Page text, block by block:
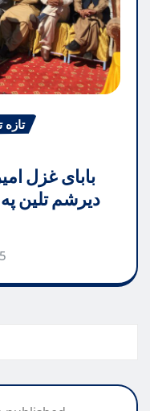
تازه
دیرشم تلین